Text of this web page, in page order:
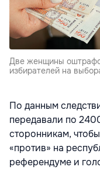
Две женщины
избирателей на
По данным
передавали по
сторонникам,
«против» на
референдуме и